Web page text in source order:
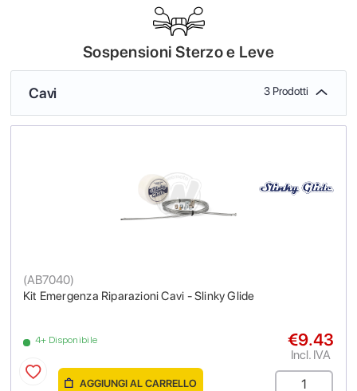
Sospensioni Sterzo e Leve
Cavi 3 Prodotti
Kit Emergenza Riparazioni Cavi - Slinky Glide
(AB7040)
4+ Disponibile €9.43
Incl. IVA
AGGIUNGI AL CARRELLO